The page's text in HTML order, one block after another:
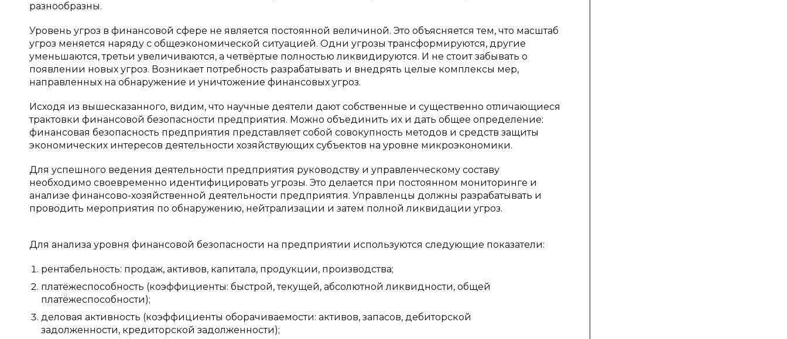
разнообразны.
Уровень угроз в финансовой сфере не является постоянной величиной. Это объясняется тем, что масштаб
угроз меняется наряду с общеэкономической ситуацией. Одни угрозы трансформируются, другие
уменьшаются, третьи увеличиваются, а четвёртые полностью ликвидируются. И не стоит забывать о
появлении новых угроз. Возникает потребность разрабатывать и внедрять целые комплексы мер,
направленных на обнаружение и уничтожение финансовых угроз.
Исходя из вышесказанного, видим, что научные деятели дают собственные и существенно отличающиеся
трактовки финансовой безопасности предприятия. Можно объединить их и дать общее определение:
финансовая безопасность предприятия представляет собой совокупность методов и средств защиты
экономических интересов деятельности хозяйствующих субъектов на уровне микроэкономики.
Для успешного ведения деятельности предприятия руководству и управленческому составу
необходимо своевременно идентифицировать угрозы. Это делается при постоянном мониторинге и
анализе финансово-хозяйственной деятельности предприятия. Управленцы должны разрабатывать и
проводить мероприятия по обнаружению, нейтрализации и затем полной ликвидации угроз.
Для анализа уровня финансовой безопасности на предприятии используются следующие показатели:
рентабельность: продаж, активов, капитала, продукции, производства;
платёжеспособность (коэффициенты: быстрой, текущей, абсолютной ликвидности, общей
платёжеспособности);
деловая активность (коэффициенты оборачиваемости: активов, запасов, дебиторской
задолженности, кредиторской задолженности);